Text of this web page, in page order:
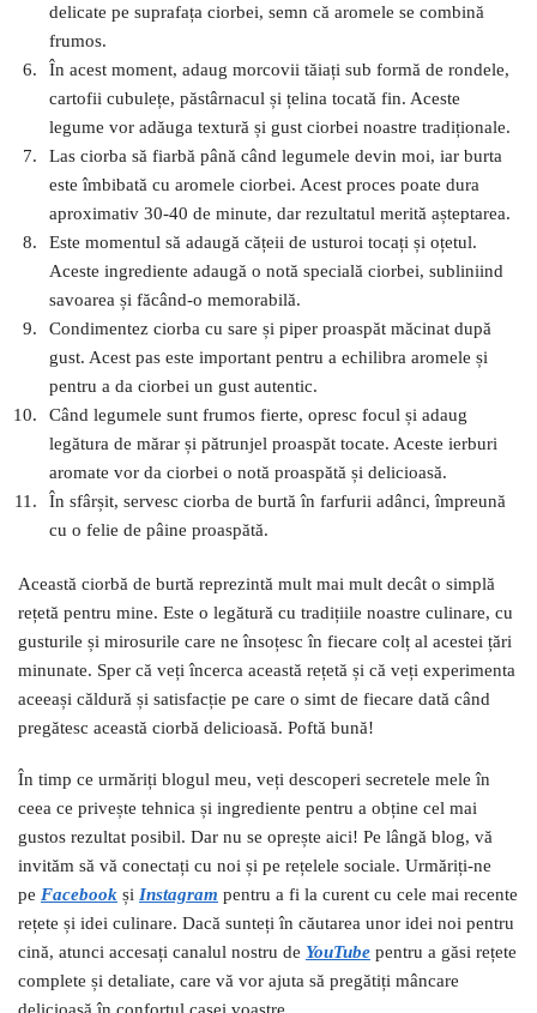
delicate pe suprafața ciorbei, semn că aromele se combină
frumos.
În acest moment, adaug morcovii tăiați sub formă de rondele,
cartofii cubulețe, păstârnacul și țelina tocată fin. Aceste
legume vor adăuga textură și gust ciorbei noastre tradiționale.
Las ciorba să fiarbă până când legumele devin moi, iar burta
este îmbibată cu aromele ciorbei. Acest proces poate dura
aproximativ 30-40 de minute, dar rezultatul merită așteptarea.
Este momentul să adaugă cățeii de usturoi tocați și oțetul.
Aceste ingrediente adaugă o notă specială ciorbei, subliniind
savoarea și făcând-o memorabilă.
Condimentez ciorba cu sare și piper proaspăt măcinat după
gust. Acest pas este important pentru a echilibra aromele și
pentru a da ciorbei un gust autentic.
Când legumele sunt frumos fierte, opresc focul și adaug
legătura de mărar și pătrunjel proaspăt tocate. Aceste ierburi
aromate vor da ciorbei o notă proaspătă și delicioasă.
În sfârșit, servesc ciorba de burtă în farfurii adânci, împreună
cu o felie de pâine proaspătă.
Această ciorbă de burtă reprezintă mult mai mult decât o simplă
rețetă pentru mine. Este o legătură cu tradițiile noastre culinare, cu
gusturile și mirosurile care ne însoțesc în fiecare colț al acestei țări
minunate. Sper că veți încerca această rețetă și că veți experimenta
aceeași căldură și satisfacție pe care o simt de fiecare dată când
pregătesc această ciorbă delicioasă. Poftă bună!
În timp ce urmăriți blogul meu, veți descoperi secretele mele în
ceea ce privește tehnica și ingrediente pentru a obține cel mai
gustos rezultat posibil. Dar nu se oprește aici! Pe lângă blog, vă
invităm să vă conectați cu noi și pe rețelele sociale. Urmăriți-ne
pe Facebook și Instagram pentru a fi la curent cu cele mai recente
rețete și idei culinare. Dacă sunteți în căutarea unor idei noi pentru
cină, atunci accesați canalul nostru de YouTube pentru a găsi rețete
complete și detaliate, care vă vor ajuta să pregătiți mâncare